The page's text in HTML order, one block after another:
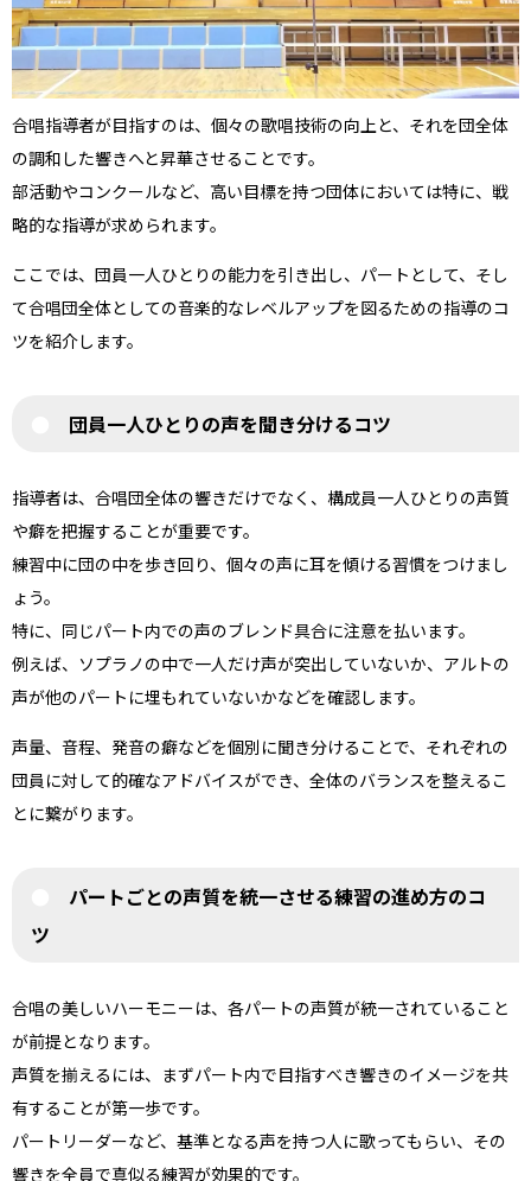
合唱指導者が目指すのは、個々の歌唱技術の向上と、それを団全体
の調和した響きへと昇華させることです。
部活動やコンクールなど、高い目標を持つ団体においては特に、戦
略的な指導が求められます。
ここでは、団員一人ひとりの能力を引き出し、パートとして、そし
て合唱団全体としての音楽的なレベルアップを図るための指導のコ
ツを紹介します。
団員一人ひとりの声を聞き分けるコツ
指導者は、合唱団全体の響きだけでなく、構成員一人ひとりの声質
や癖を把握することが重要です。
練習中に団の中を歩き回り、個々の声に耳を傾ける習慣をつけまし
ょう。
特に、同じパート内での声のブレンド具合に注意を払います。
例えば、ソプラノの中で一人だけ声が突出していないか、アルトの
声が他のパートに埋もれていないかなどを確認します。
声量、音程、発音の癖などを個別に聞き分けることで、それぞれの
団員に対して的確なアドバイスができ、全体のバランスを整えるこ
とに繋がります。
パートごとの声質を統一させる練習の進め方のコ
ツ
合唱の美しいハーモニーは、各パートの声質が統一されていること
が前提となります。
声質を揃えるには、まずパート内で目指すべき響きのイメージを共
有することが第一歩です。
パートリーダーなど、基準となる声を持つ人に歌ってもらい、その
響きを全員で真似る練習が効果的です。